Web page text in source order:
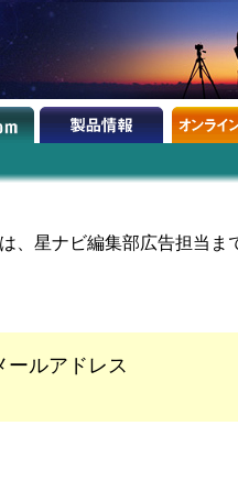
、星ナビ編集部広告担当ま
ルアドレス